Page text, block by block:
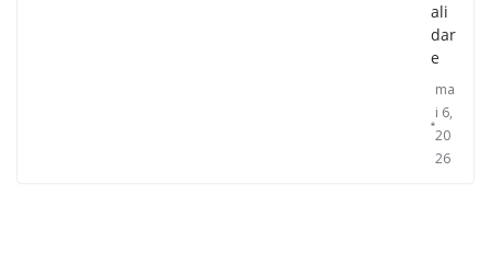
ali
dar
e
ma
i 6,
20
26